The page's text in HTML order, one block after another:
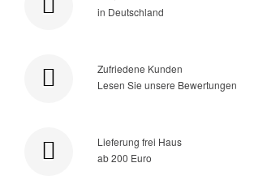
in Deutschland
Zufriedene Kunden
Lesen Sie unsere Bewertungen
Lieferung frei Haus
ab 200 Euro